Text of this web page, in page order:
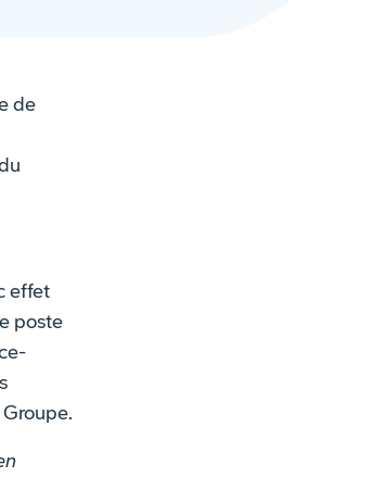
de
effet
poste